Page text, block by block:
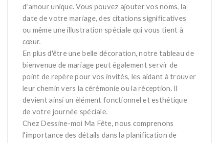
d'amour unique. Vous pouvez ajouter vos noms, la
date de votre mariage, des citations significatives
ou même une illustration spéciale qui vous tient à
cœur.
En plus d'être une belle décoration, notre tableau de
bienvenue de mariage peut également servir de
point de repère pour vos invités, les aidant à trouver
leur chemin vers la cérémonie ou la réception. Il
devient ainsi un élément fonctionnel et esthétique
de votre journée spéciale.
Chez Dessine-moi Ma Fête, nous comprenons
l'importance des détails dans la planification de